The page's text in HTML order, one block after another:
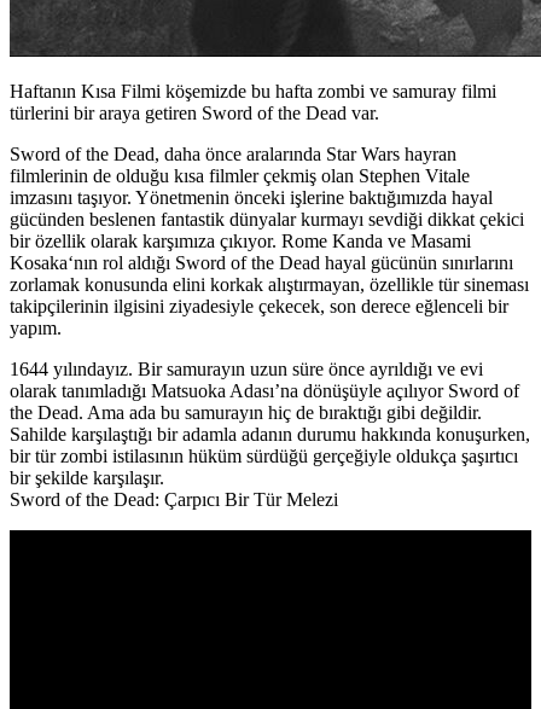
Haftanın Kısa Filmi köşemizde bu hafta zombi ve samuray filmi
türlerini bir araya getiren Sword of the Dead var.
Sword of the Dead, daha önce aralarında Star Wars hayran
filmlerinin de olduğu kısa filmler çekmiş olan Stephen Vitale
imzasını taşıyor. Yönetmenin önceki işlerine baktığımızda hayal
gücünden beslenen fantastik dünyalar kurmayı sevdiği dikkat çekici
bir özellik olarak karşımıza çıkıyor. Rome Kanda ve Masami
Kosaka‘nın rol aldığı Sword of the Dead hayal gücünün sınırlarını
zorlamak konusunda elini korkak alıştırmayan, özellikle tür sineması
takipçilerinin ilgisini ziyadesiyle çekecek, son derece eğlenceli bir
yapım.
1644 yılındayız. Bir samurayın uzun süre önce ayrıldığı ve evi
olarak tanımladığı Matsuoka Adası’na dönüşüyle açılıyor Sword of
the Dead. Ama ada bu samurayın hiç de bıraktığı gibi değildir.
Sahilde karşılaştığı bir adamla adanın durumu hakkında konuşurken,
bir tür zombi istilasının hüküm sürdüğü gerçeğiyle oldukça şaşırtıcı
bir şekilde karşılaşır.
Sword of the Dead: Çarpıcı Bir Tür Melezi